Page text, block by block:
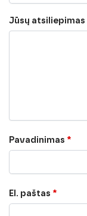
Jūsų atsiliepimas
Pavadinimas *
El. paštas *